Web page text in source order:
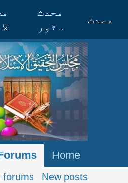
محدث
محدث
سٹور
Home
New posts
forums